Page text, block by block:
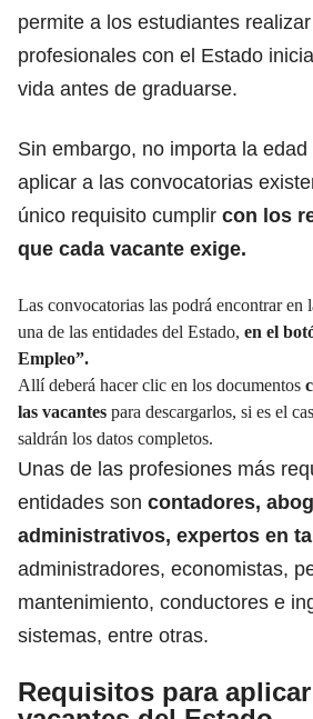
permite a los estudiantes
profesionales con el Estado
vida antes de graduarse.
Sin embargo, no importa la
aplicar a las convocatorias
único requisito cumplir con los
que cada vacante exige.
Las convocatorias las podrá encontrar en
una de las entidades del Estado, en el
Empleo”.
Allí deberá hacer clic en los documentos
las vacantes para descargarlos, si es el
saldrán los datos completos.
Unas de las profesiones más
entidades son contadores,
administrativos, expertos en
administradores, economistas,
mantenimiento, conductores e
sistemas, entre otras.
Requisitos para